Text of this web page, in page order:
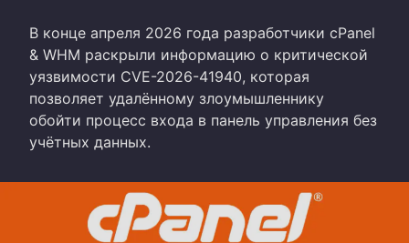
В конце апреля 2026 года разработчики cPanel
& WHM раскрыли информацию о критической
уязвимости CVE-2026-41940, которая
позволяет удалённому злоумышленнику
обойти процесс входа в панель управления без
учётных данных.